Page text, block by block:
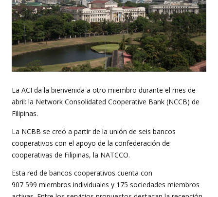
La ACI da la bienvenida a otro miembro durante el mes de
abril: la Network Consolidated Cooperative Bank (NCCB) de
Filipinas.
La NCBB se creó a partir de la unión de seis bancos
cooperativos con el apoyo de la confederación de
cooperativas de Filipinas, la NATCCO.
Esta red de bancos cooperativos cuenta con
907 599 miembros individuales y 175 sociedades miembros